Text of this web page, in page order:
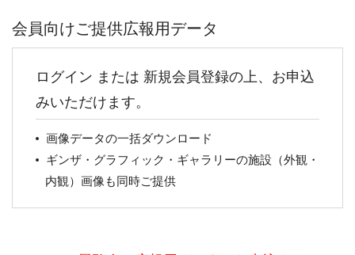
会員向けご提供広報用データ
ログイン または 新規会員登録の上、お申込
みいただけます。
画像データの一括ダウンロード
ギンザ・グラフィック・ギャラリーの施設（外観・
内観）画像も同時ご提供